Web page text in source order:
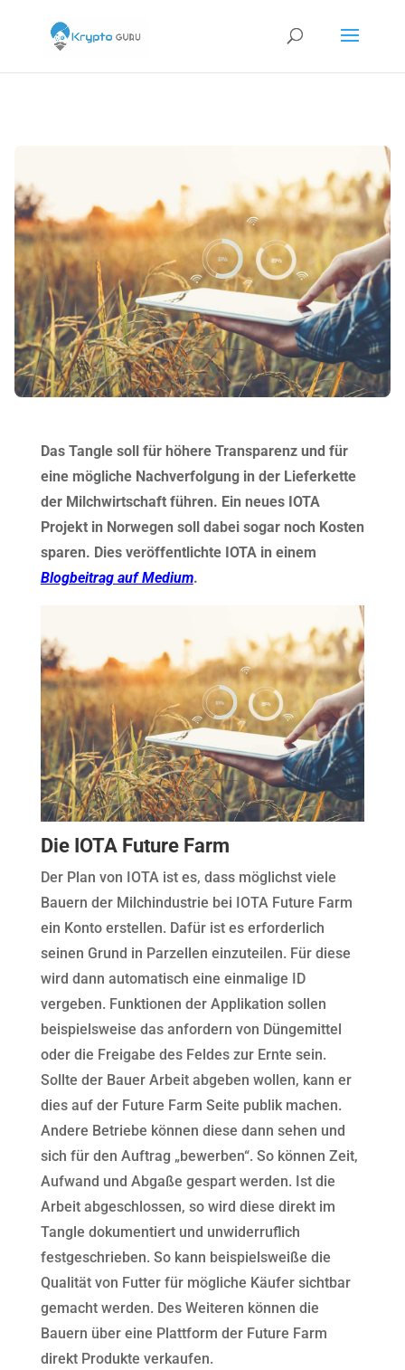
Das Tangle soll für höhere Transparenz und für
eine mögliche Nachverfolgung in der Lieferkette
der Milchwirtschaft führen. Ein neues IOTA
Projekt in Norwegen soll dabei sogar noch Kosten
sparen. Dies veröffentlichte IOTA in einem
Blogbeitrag auf Medium.
Die IOTA Future Farm
Der Plan von IOTA ist es, dass möglichst viele
Bauern der Milchindustrie bei IOTA Future Farm
ein Konto erstellen. Dafür ist es erforderlich
seinen Grund in Parzellen einzuteilen. Für diese
wird dann automatisch eine einmalige ID
vergeben. Funktionen der Applikation sollen
beispielsweise das anfordern von Düngemittel
oder die Freigabe des Feldes zur Ernte sein.
Sollte der Bauer Arbeit abgeben wollen, kann er
dies auf der Future Farm Seite publik machen.
Andere Betriebe können diese dann sehen und
sich für den Auftrag „bewerben“. So können Zeit,
Aufwand und Abgaße gespart werden. Ist die
Arbeit abgeschlossen, so wird diese direkt im
Tangle dokumentiert und unwiderruflich
festgeschrieben. So kann beispielsweiße die
Qualität von Futter für mögliche Käufer sichtbar
gemacht werden. Des Weiteren können die
Bauern über eine Plattform der Future Farm
direkt Produkte verkaufen.